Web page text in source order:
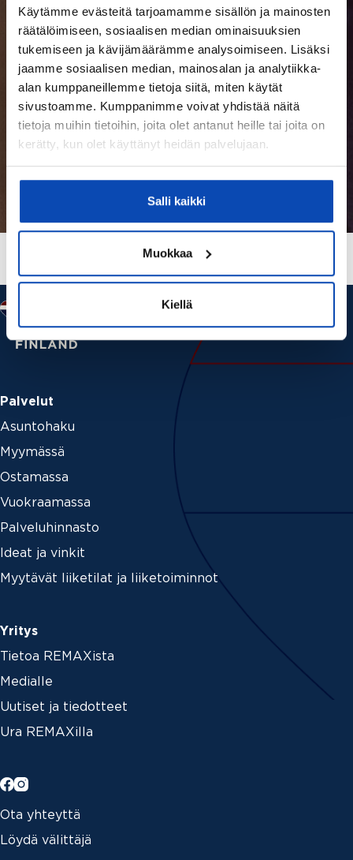
Käytämme evästeitä tarjoamamme sisällön ja mainosten
räätälöimiseen, sosiaalisen median ominaisuuksien
tukemiseen ja kävijämäärämme analysoimiseen. Lisäksi
jaamme sosiaalisen median, mainosalan ja analytiikka-
alan kumppaneillemme tietoja siitä, miten käytät
sivustoamme. Kumppanimme voivat yhdistää näitä
tietoja muihin tietoihin, joita olet antanut heille tai joita on
kerätty, kun olet käyttänyt heidän palvelujaan.
Salli kaikki
Muokkaa
Kiellä
LUE LISÄÄ
Palvelut
Asuntohaku
Myymässä
Ostamassa
Vuokraamassa
Palveluhinnasto
Ideat ja vinkit
Myytävät liiketilat ja liiketoiminnot
Yritys
Tietoa REMAXista
Medialle
Uutiset ja tiedotteet
Ura REMAXilla
Ota yhteyttä
Löydä välittäjä